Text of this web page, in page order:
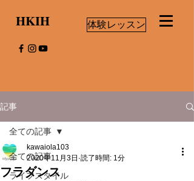
HKIH 体験レッスン
記事
全ての記事
ライフスタイル
全ての記事
フラダンス
kawaiola103
2020年11月3日 読了時間: 1分